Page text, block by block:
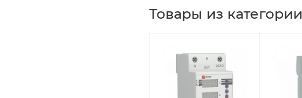
Товары из категории